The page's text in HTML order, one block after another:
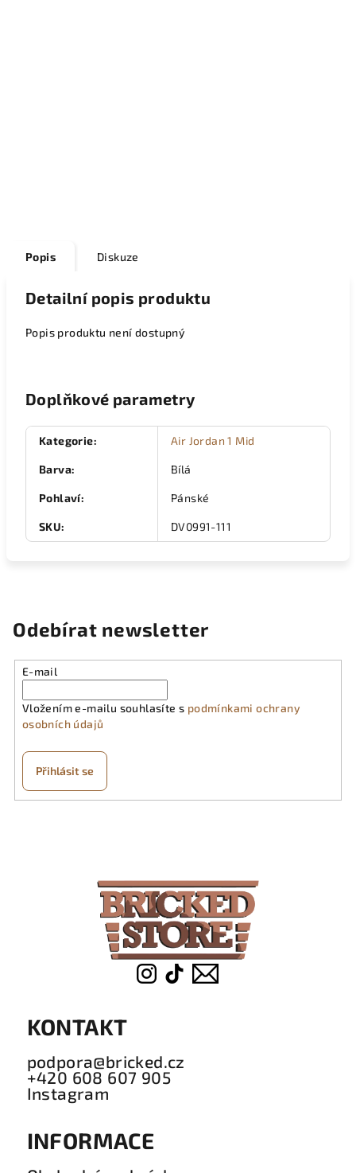
Popis Diskuze
Detailní popis produktu
Popis produktu není dostupný
Doplňkové parametry
Kategorie: Air Jordan 1 Mid
Barva: Bílá
Pohlaví: Pánské
SKU: DV0991-111
Odebírat newsletter
E-mail
Vložením e-mailu souhlasíte s podmínkami ochrany
osobních údajů
Přihlásit se
KONTAKT
podpora@bricked.cz
+420 608 607 905
Instagram
INFORMACE